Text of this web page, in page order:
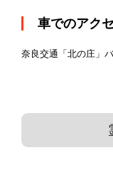
車でのアク
奈良交通「北の庄」